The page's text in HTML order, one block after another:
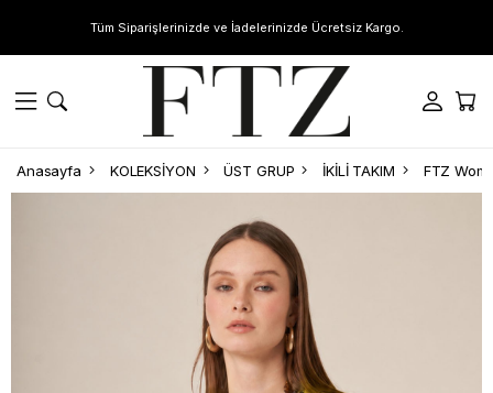
Tüm Siparişlerinizde ve İadelerinizde Ücretsiz Kargo.
Anasayfa KOLEKSİYON ÜST GRUP İKİLİ TAKIM